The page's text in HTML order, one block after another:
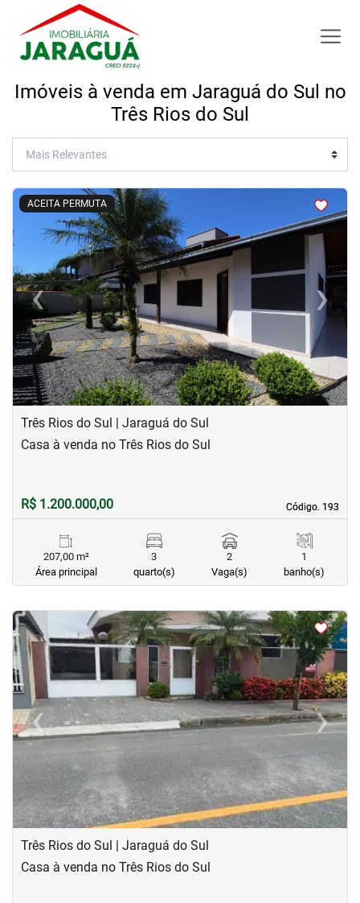
Imóveis à venda em Jaraguá do Sul no
Três Rios do Sul
ACEITA PERMUTA
< <<<
‹Previous ›
Next
Três Rios do Sul | Jaraguá do Sul
Código. 193
Código. 193
Casa à venda no Três Rios do Sul
R$ 1.200.000,00
207,00 m²
Área principal
3
quarto(s)
2
Vaga(s)
1
banho(s)
<<<
‹Previous ›Next
Três Rios do Sul | Jaraguá do Sul
Casa à venda no Três Rios do Sul